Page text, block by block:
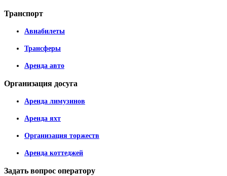
Транспорт
Авиабилеты
Трансферы
Аренда авто
Организация досуга
Аренда лимузинов
Аренда яхт
Организация торжеств
Аренда коттеджей
Задать вопрос оператору